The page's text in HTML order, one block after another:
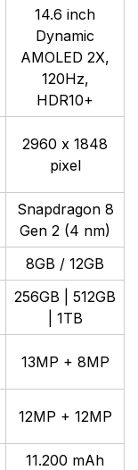
14.6 inch
Dynamic
AMOLED 2X,
120Hz,
HDR10+
2960 x 1848
pixel
Snapdragon 8
Gen 2 (4 nm)
8GB / 12GB
256GB | 512GB
| 1TB
13MP + 8MP
12MP + 12MP
11.200 mAh